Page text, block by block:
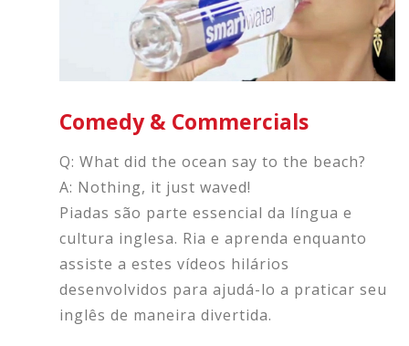
Comedy & Commercials
Q: What did the ocean say to the beach?
A: Nothing, it just waved!
Piadas são parte essencial da língua e
cultura inglesa. Ria e aprenda enquanto
assiste a estes vídeos hilários
desenvolvidos para ajudá-lo a praticar seu
inglês de maneira divertida.